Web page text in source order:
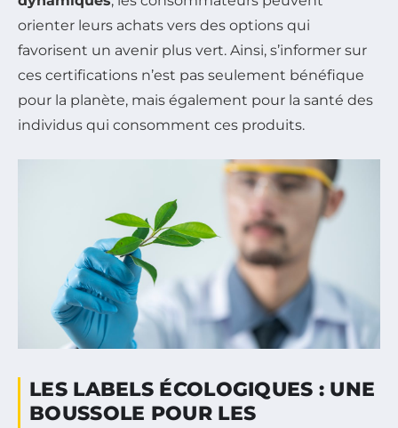
orienter leurs achats vers des options qui
favorisent un avenir plus vert. Ainsi, s’informer sur
ces certifications n’est pas seulement bénéfique
pour la planète, mais également pour la santé des
individus qui consomment ces produits.
LES LABELS ÉCOLOGIQUES : UNE
BOUSSOLE POUR LES